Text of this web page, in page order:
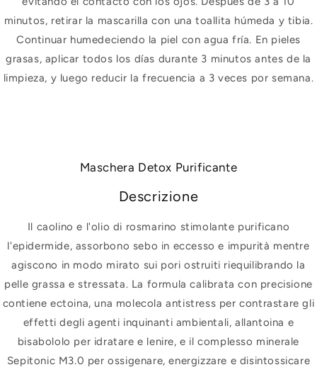
minutos, retirar la mascarilla con una toallita húmeda y tibia.
Continuar humedeciendo la piel con agua fría. En pieles
grasas, aplicar todos los días durante 3 minutos antes de la
limpieza, y luego reducir la frecuencia a 3 veces por semana.
Maschera Detox Purificante
Descrizione
Il caolino e l'olio di rosmarino stimolante purificano
l'epidermide, assorbono sebo in eccesso e impurità mentre
agiscono in modo mirato sui pori ostruiti riequilibrando la
pelle grassa e stressata. La formula calibrata con precisione
contiene ectoina, una molecola antistress per contrastare gli
effetti degli agenti inquinanti ambientali, allantoina e
bisabololo per idratare e lenire, e il complesso minerale
Sepitonic M3.0 per ossigenare, energizzare e disintossicare